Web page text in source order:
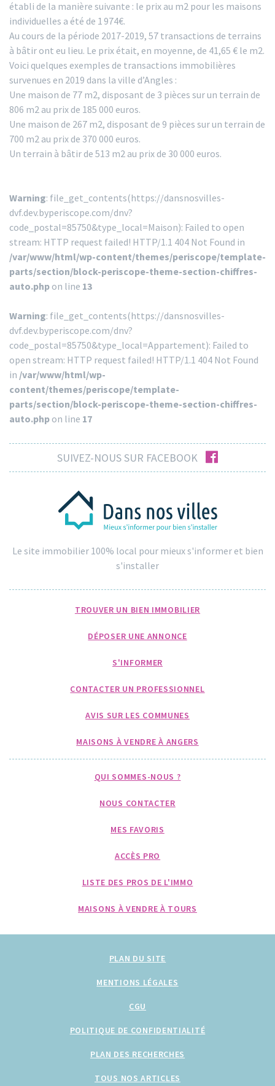
établi de la manière suivante : le prix au m2 pour les maisons
individuelles a été de 1 974€.
Au cours de la période 2017-2019, 57 transactions de terrains
à bâtir ont eu lieu. Le prix était, en moyenne, de 41,65 € le m2.
Voici quelques exemples de transactions immobilières
survenues en 2019 dans la ville d’Angles :
Une maison de 77 m2, disposant de 3 pièces sur un terrain de
806 m2 au prix de 185 000 euros.
Une maison de 267 m2, disposant de 9 pièces sur un terrain de
700 m2 au prix de 370 000 euros.
Un terrain à bâtir de 513 m2 au prix de 30 000 euros.
Warning: file_get_contents(https://dansnosvilles-
dvf.dev.byperiscope.com/dnv?
code_postal=85750&type_local=Maison): Failed to open
stream: HTTP request failed! HTTP/1.1 404 Not Found in
/var/www/html/wp-content/themes/periscope/template-
parts/section/block-periscope-theme-section-chiffres-
auto.php on line 13
Warning: file_get_contents(https://dansnosvilles-
dvf.dev.byperiscope.com/dnv?
code_postal=85750&type_local=Appartement): Failed to
open stream: HTTP request failed! HTTP/1.1 404 Not Found
in /var/www/html/wp-
content/themes/periscope/template-
parts/section/block-periscope-theme-section-chiffres-
auto.php on line 17
SUIVEZ-NOUS SUR FACEBOOK facebook
Le site immobilier 100% local pour mieux s'informer et bien
s'installer
TROUVER UN BIEN IMMOBILIER
DÉPOSER UNE ANNONCE
S'INFORMER
CONTACTER UN PROFESSIONNEL
AVIS SUR LES COMMUNES
MAISONS À VENDRE À ANGERS
QUI SOMMES-NOUS ?
NOUS CONTACTER
MES FAVORIS
ACCÈS PRO
LISTE DES PROS DE L'IMMO
MAISONS À VENDRE À TOURS
PLAN DU SITE
MENTIONS LÉGALES
CGU
POLITIQUE DE CONFIDENTIALITÉ
PLAN DES RECHERCHES
TOUS NOS ARTICLES